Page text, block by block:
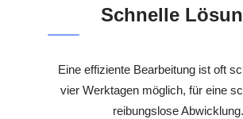
Schnelle
Eine effiziente Bearbeitung ist oft
vier Werktagen möglich, für eine
reibungslose Abwicklung.